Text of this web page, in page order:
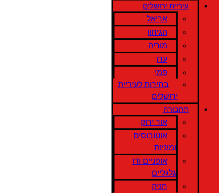
עיריית ירושלים
אריאל
הגיחון
מוריה
עדן
פמי
בחירות לעיריית
ירושלים
תחבורה
אור ירוק
אוטובוסים
ומוניות
אופניים ודו
גלגליים
חניה